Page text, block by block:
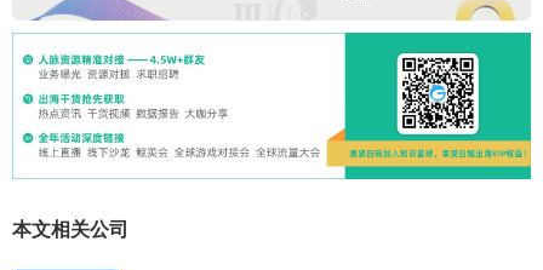
本文相关公司